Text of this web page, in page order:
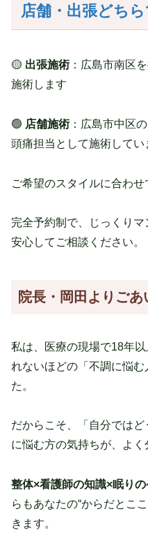
店舗・出張どち
🟡 出張施術 ：広島市南区
施術します
🟢 店舗施術 ：広島市中区
頭痛担当として施術してい
ご希望のスタイルに合わせ
完全予約制で、じっくりマ
安心してご相談ください。
院長・岡田よりごあ
私は、医療の現場で18年
れないほどの「不調に悩
た。
だからこそ、「自分ではど
に悩む方の気持ちが、よく
整体×看護師の知識×眠り
らもあなたの“からだとこ
きます。